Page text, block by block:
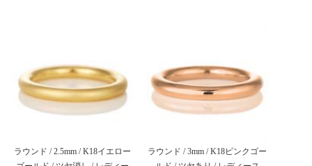
ラウンド / 2.5mm / K18イエロー
ラウンド / 3mm / K18ピンクゴー